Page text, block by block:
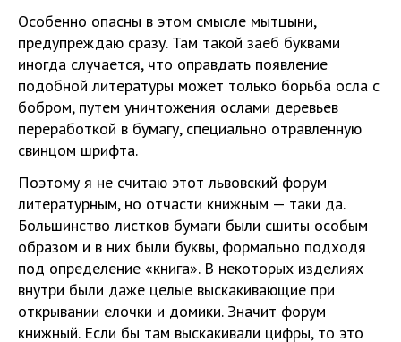
Особенно опасны в этом смысле мытцыни,
предупреждаю сразу. Там такой заеб буквами
иногда случается, что оправдать появление
подобной литературы может только борьба осла с
бобром, путем уничтожения ослами деревьев
переработкой в бумагу, специально отравленную
свинцом шрифта.
Поэтому я не считаю этот львовский форум
литературным, но отчасти книжным — таки да.
Большинство листков бумаги были сшиты особым
образом и в них были буквы, формально подходя
под определение «книга». В некоторых изделиях
внутри были даже целые выскакивающие при
открывании елочки и домики. Значит форум
книжный. Если бы там выскакивали цифры, то это